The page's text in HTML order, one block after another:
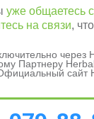
уже общаетесь
на связи,
через
Партнеру
сайт